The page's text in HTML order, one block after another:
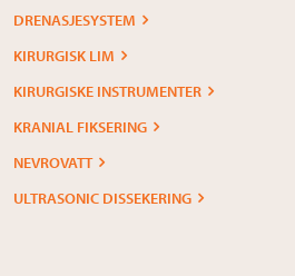
DRENASJESYSTEM
KIRURGISK LIM
KIRURGISKE INSTRUMENTER
KRANIAL FIKSERING
NEVROVATT
ULTRASONIC DISSEKERING